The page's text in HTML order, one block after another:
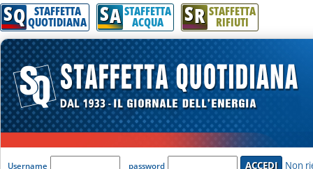
Attenzione! Esegui l'accesso per lèggere interamente la notizia.
SQ STAFFETTA
QUOTIDIANA SA STAFFETTA
ACQUA SR STAFFETTA
RIFIUTI
'Modulo Login per accedere'
Username password Non